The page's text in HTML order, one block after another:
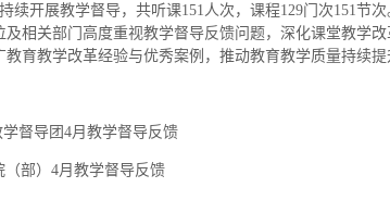
续开展教学督导，共听课151人次，课程129门次151节
及相关部门高度重视教学督导反馈问题，深化课堂教学
育教学改革经验与优秀案例，推动教育教学质量持续提
学督导团4月教学督导反馈
部）4月教学督导反馈